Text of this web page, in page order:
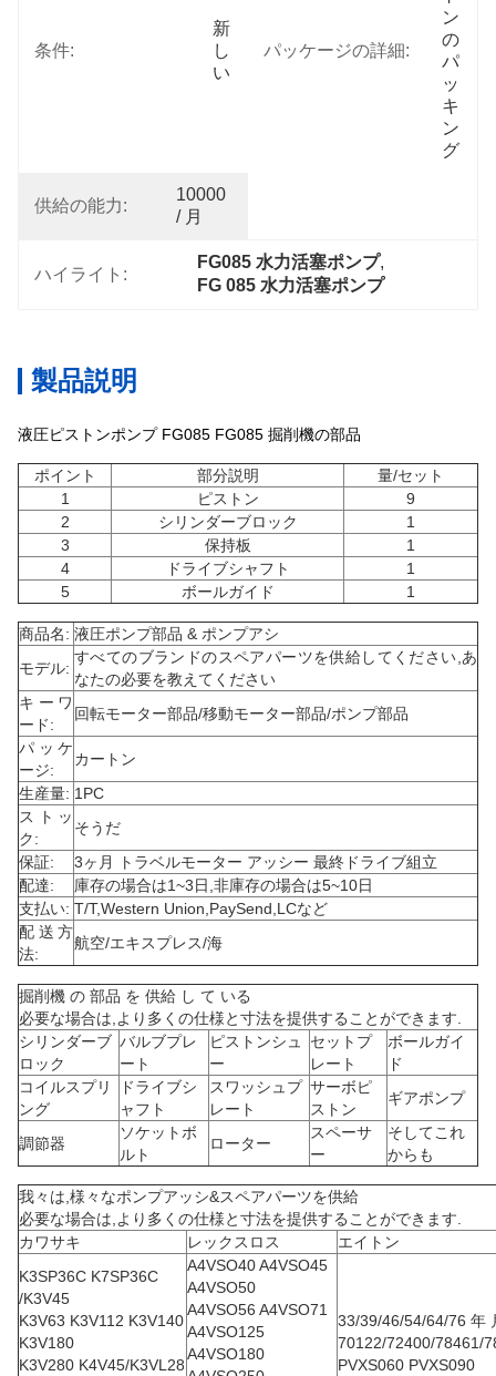
条件:
新
し
い
パッケージの詳細:
ン
の
パ
ッ
キ
ン
グ
供給の能力:
10000
/ 月
ハイライト:
FG085 水力活塞ポンプ,
FG 085 水力活塞ポンプ
製品説明
液圧ピストンポンプ FG085 FG085 掘削機の部品
ポイント 部分説明
量/セット
1
ピストン
9
2
シリンダーブロック
1
3
保持板
1
4
ドライブシャフト
1
5
ボールガイド 1
商品名: 液圧ポンプ部品 & ポンプアシ
モデル:
すべてのブランドのスペアパーツを供給してください,あ
なたの必要を教えてください
キーワ
ード:
回転モーター部品/移動モーター部品/ポンプ部品
パッケ
ージ:
カートン
生産量: 1PC
ストッ
ク:
そうだ
保証:
3ヶ月 トラベルモーター アッシー 最終ドライブ組立
配達:
庫存の場合は1~3日,非庫存の場合は5~10日
支払い: T/T,Western Union,PaySend,LCなど
配送方
法:
航空/エキスプレス/海
掘削機 の 部品 を 供給 し て いる
必要な場合は,より多くの仕様と寸法を提供することができます.
シリンダーブ
ロック
バルブプレ
ート
ピストンシュ
ー
セットプ
レート
ボールガイ
ド
コイルスプリ
ング
ドライブシ
ャフト
スワッシュプ
レート
サーボピ
ストン
ギアポンプ
調節器
ソケットボ
ルト
ローター
スペーサ
ー
そしてこれ
からも
我々は,様々なポンプアッシ&スペアパーツを供給
必要な場合は,より多くの仕様と寸法を提供することができます.
カワサキ
レックスロス
エイトン
K3SP36C K7SP36C
/K3V45
K3V63 K3V112 K3V140
K3V180
K3V280 K4V45/K3VL28
A4VSO40 A4VSO45
A4VSO50
A4VSO56 A4VSO71
A4VSO125
A4VSO180
33/39/46/54/64/76 年
70122/72400/78461/
PVXS060 PVXS090